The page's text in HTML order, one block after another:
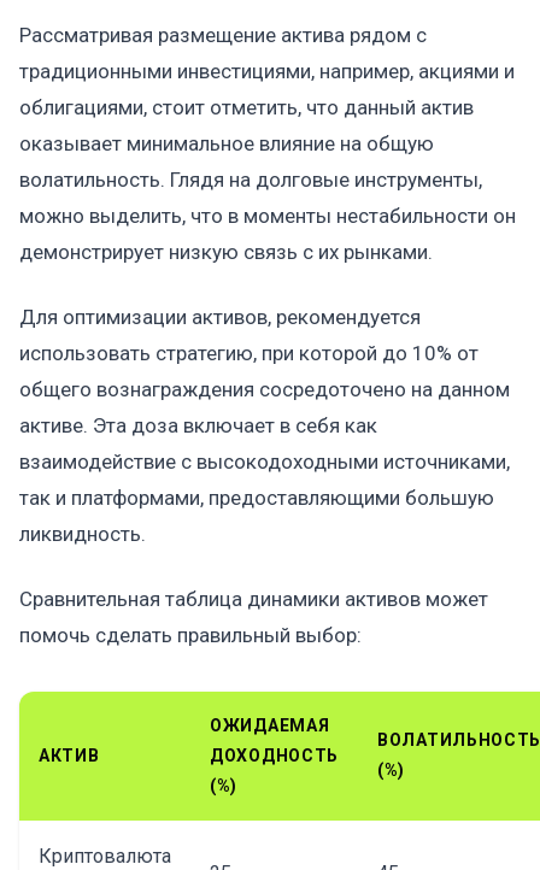
Рассматривая размещение актива рядом с
традиционными инвестициями, например, акциями и
облигациями, стоит отметить, что данный актив
оказывает минимальное влияние на общую
волатильность. Глядя на долговые инструменты,
можно выделить, что в моменты нестабильности он
демонстрирует низкую связь с их рынками.
Для оптимизации активов, рекомендуется
использовать стратегию, при которой до 10% от
общего вознаграждения сосредоточено на данном
активе. Эта доза включает в себя как
взаимодействие с высокодоходными источниками,
так и платформами, предоставляющими большую
ликвидность.
Сравнительная таблица динамики активов может
помочь сделать правильный выбор:
АКТИВ
ОЖИДАЕМАЯ
ДОХОДНОСТЬ
(%)
(%)
Криптовалюта